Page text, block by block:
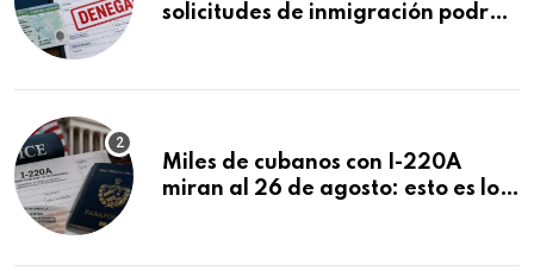
solicitudes de inmigración podrán
Miles de cubanos con I-220A
miran al 26 de agosto: esto es lo